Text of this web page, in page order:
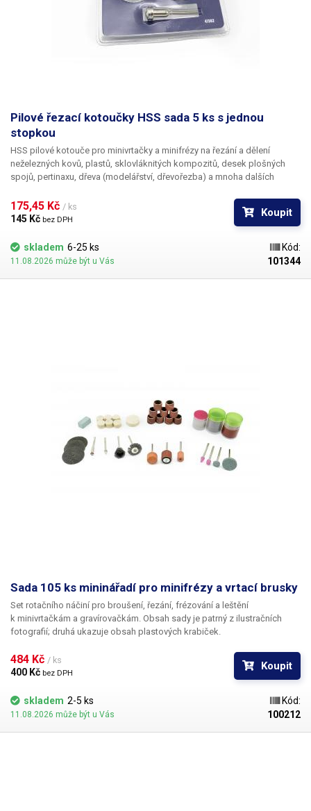
Pilové řezací kotoučky HSS sada 5 ks s jednou
stopkou
HSS pilové kotouče pro minivrtačky a minifrézy na řezání a dělení
neželezných kovů, plastů, sklovláknitých kompozitů, desek plošných
spojů, pertinaxu, dřeva (modelářství, dřevořezba) a mnoha dalších
jednu univerzální stopku pro jejich upnutí.
175,45 Kč / ks
145 Kč bez DPH
Koupit
skladem 6-25 ks
11.08.2026 může být u Vás
Kód:
101344
Sada 105 ks mininářadí pro minifrézy a vrtací brusky
Set rotačního náčiní pro broušení, řezání, frézování a leštění
k minivrtačkám a gravírovačkám. Obsah sady je patrný z ilustračních
fotografií; druhá ukazuje obsah plastových krabiček.
484 Kč / ks
400 Kč bez DPH
Koupit
skladem 2-5 ks
11.08.2026 může být u Vás
Kód:
100212